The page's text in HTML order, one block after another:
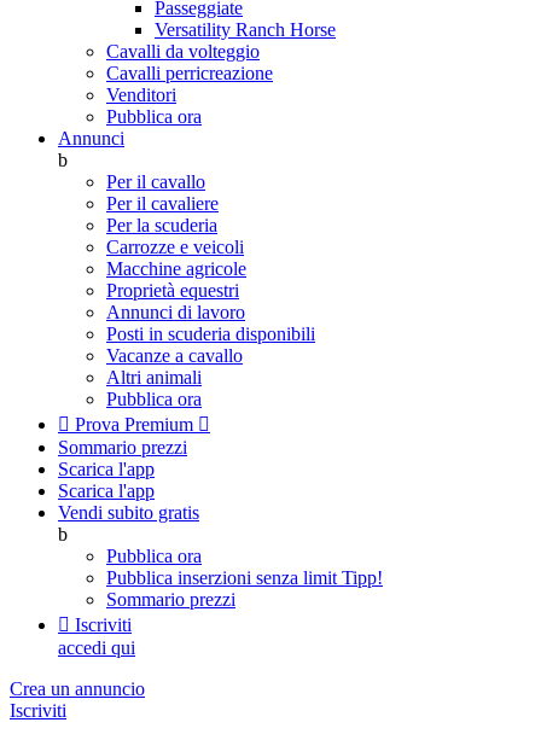
Passeggiate
Versatility Ranch Horse
Cavalli da volteggio
Cavalli perricreazione
Venditori
Pubblica ora
Annunci
b
Per il cavallo
Per il cavaliere
Per la scuderia
Carrozze e veicoli
Macchine agricole
Proprietà equestri
Annunci di lavoro
Posti in scuderia disponibili
Vacanze a cavallo
Altri animali
Pubblica ora
 Prova Premium 
Sommario prezzi
Scarica l'app
Scarica l'app
Vendi subito gratis
b
Pubblica ora
Pubblica inserzioni senza limit Tipp!
Sommario prezzi
 Iscriviti
accedi qui
Crea un annuncio
Iscriviti